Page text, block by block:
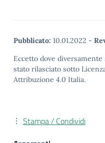
Pubblicato: 10.01.2022 -
Eccetto dove
stato rilasciato sotto
Attribuzione 4.0 Italia.
Stampa / Condividi